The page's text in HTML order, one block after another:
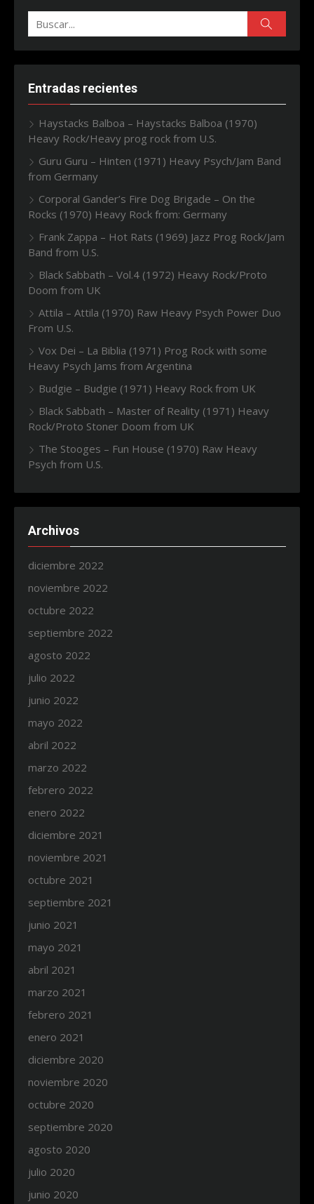
Buscar:
Entradas recientes
Haystacks Balboa – Haystacks Balboa (1970)
Heavy Rock/Heavy prog rock from U.S.
Guru Guru – Hinten (1971) Heavy Psych/Jam Band
from Germany
Corporal Gander’s Fire Dog Brigade – On the
Rocks (1970) Heavy Rock from: Germany
Frank Zappa – Hot Rats (1969) Jazz Prog Rock/Jam
Band from U.S.
Black Sabbath – Vol.4 (1972) Heavy Rock/Proto
Doom from UK
Attila – Attila (1970) Raw Heavy Psych Power Duo
From U.S.
Vox Dei – La Biblia (1971) Prog Rock with some
Heavy Psych Jams from Argentina
Budgie – Budgie (1971) Heavy Rock from UK
Black Sabbath – Master of Reality (1971) Heavy
Rock/Proto Stoner Doom from UK
The Stooges – Fun House (1970) Raw Heavy
Psych from U.S.
Archivos
diciembre 2022
noviembre 2022
octubre 2022
septiembre 2022
agosto 2022
julio 2022
junio 2022
mayo 2022
abril 2022
marzo 2022
febrero 2022
enero 2022
diciembre 2021
noviembre 2021
octubre 2021
septiembre 2021
junio 2021
mayo 2021
abril 2021
marzo 2021
febrero 2021
enero 2021
diciembre 2020
noviembre 2020
octubre 2020
septiembre 2020
agosto 2020
julio 2020
junio 2020